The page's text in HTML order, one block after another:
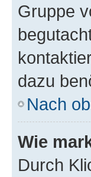
Gruppe
dazu
Nach
Wie
Durch